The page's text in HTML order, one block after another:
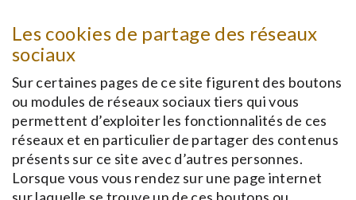
Les cookies de partage des réseaux
sociaux
Sur certaines pages de ce site figurent des boutons
ou modules de réseaux sociaux tiers qui vous
permettent d’exploiter les fonctionnalités de ces
réseaux et en particulier de partager des contenus
présents sur ce site avec d’autres personnes.
Lorsque vous vous rendez sur une page internet